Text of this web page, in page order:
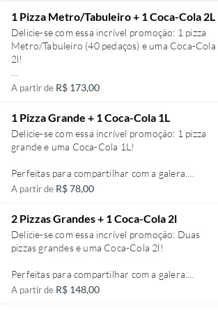
1 Pizza Metro/Tabuleiro + 1 Coca-Cola 2L
Delicie-se com essa incrível promoção: 1 pizza
Metro/Tabuleiro (40 pedaços) e uma Coca-Cola
2l!
Perfeitas para compartilhar com a galera.
marguerita, toscana, portuguesinha, calabresa
alla preferita, calabresa bbq, vegetais e ovo e
calabresa creamy.
fresca, aberta e assada na hora. Receita genuina
italiana.
A partir de R$ 173,00
1 Pizza Grande + 1 Coca-Cola 1L
Delicie-se com essa incrível promoção: 1 pizza
grande e uma Coca-Cola 1L!
Perfeitas para compartilhar com a galera.
Sabores Tradicionais: Calabresa, mista, muçarela,
alla preferita, calabresa bbq, vegetais e ovo,
calabresa creamy.
Pizza Grandes (8 fatias) massa fina, fresca,
A partir de R$ 78,00
2 Pizzas Grandes + 1 Coca-Cola 2l
Delicie-se com essa incrível promoção: Duas
pizzas grandes e uma Coca-Cola 2l!
Perfeitas para compartilhar com a galera.
Sabores Tradicionais: Calabresa, mista, muçarela,
A partir de R$ 148,00